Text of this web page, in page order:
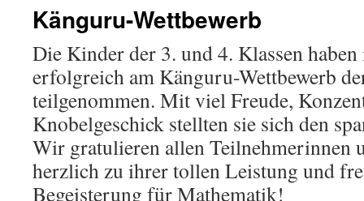
Känguru-Wettbewerb
Die Kinder der 3. und 4. Klassen haben
erfolgreich am Känguru-Wettbewerb
teilgenommen. Mit viel Freude,
Knobelgeschick stellten sie sich den
Wir gratulieren allen Teilnehmerinnen
herzlich zu ihrer tollen Leistung und
Begeisterung für Mathematik!